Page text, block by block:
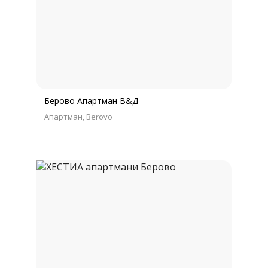
Берово Апартман В&Д
Апартман Berovo